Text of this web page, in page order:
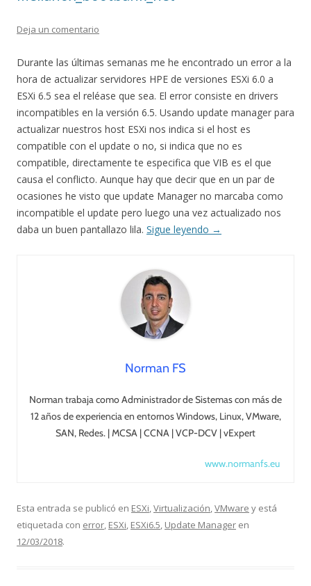
Deja un comentario
Durante las últimas semanas me he encontrado un error a la
hora de actualizar servidores HPE de versiones ESXi 6.0 a
ESXi 6.5 sea el reléase que sea. El error consiste en drivers
incompatibles en la versión 6.5. Usando update manager para
actualizar nuestros host ESXi nos indica si el host es
compatible con el update o no, si indica que no es
compatible, directamente te especifica que VIB es el que
causa el conflicto. Aunque hay que decir que en un par de
ocasiones he visto que update Manager no marcaba como
incompatible el update pero luego una vez actualizado nos
daba un buen pantallazo lila. Sigue leyendo →
Norman FS
Norman trabaja como Administrador de Sistemas con más de
12 años de experiencia en entornos Windows, Linux, VMware,
SAN, Redes. | MCSA | CCNA | VCP-DCV | vExpert
www.normanfs.eu
Esta entrada se publicó en ESXi,Virtualización,VMware y está
etiquetada con error, ESXi, ESXi6.5, Update Manager en
12/03/2018.